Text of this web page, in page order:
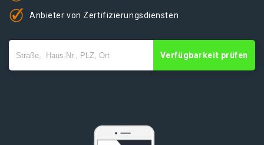
Anbieter von Zertifizierungsdiensten
Verfügbarkeit prüfen